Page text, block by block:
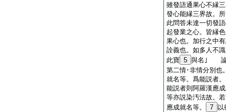
雖發語通果心不縁
發心能縁三界故。
此問答未達一切發
起發業之心。皆縁
果心也。加行之中
詮義也。如多人不
此寶 5 與名｣ 論
第二情･非情分別也
就名等。爲能説者
能説者則阿羅漢應
等亦説染汚法故。
應成就名等。
7